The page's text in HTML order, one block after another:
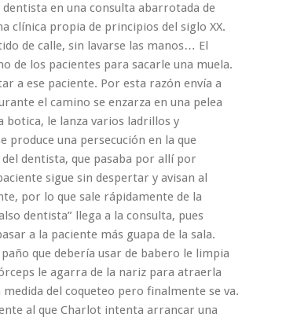
en una consulta abarrotada de
clínica propia de principios del siglo XX.
de calle, sin lavarse las manos… El
de los pacientes para sacarle una muela.
a ese paciente. Por esta razón envía a
el camino se enzarza en una pelea
botica, le lanza varios ladrillos y
una persecución en la que
dentista, que pasaba por allí por
sigue sin despertar y avisan al
por lo que sale rápidamente de la
dentista” llega a la consulta, pues
a la paciente más guapa de la sala.
que debería usar de babero le limpia
le agarra de la nariz para atraerla
del coqueteo pero finalmente se va.
al que Charlot intenta arrancar una